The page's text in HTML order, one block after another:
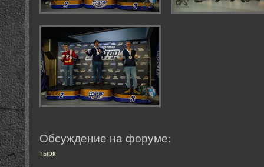
Обсуждение на форуме:
тырк